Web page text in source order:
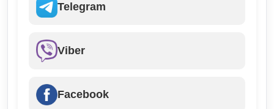
Telegram
Viber
Facebook